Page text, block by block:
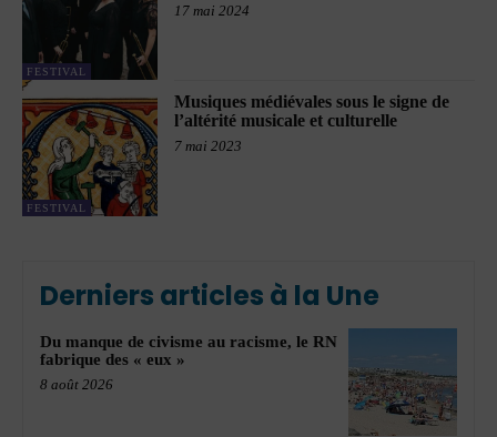
FESTIVAL
17 mai 2024
FESTIVAL
Musiques médiévales sous le signe de
l’altérité musicale et culturelle
7 mai 2023
Derniers articles à la Une
Du manque de civisme au racisme, le RN
fabrique des « eux »
8 août 2026